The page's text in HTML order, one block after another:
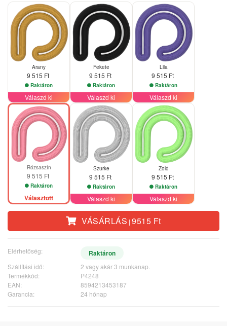
Arany
9 515 Ft
Raktáron
Válaszd ki
Fekete
9 515 Ft
Raktáron
Válaszd ki
Lila
9 515 Ft
Raktáron
Válaszd ki
Rózsaszín
9 515 Ft
Raktáron
Választott
Szürke
9 515 Ft
Raktáron
Válaszd ki
Zöld
9 515 Ft
Raktáron
Válaszd ki
VÁSÁRLÁS |9515 Ft
Elérhetőség: Raktáron
Szállítási idő:
2 vagy akár 3 munkanap.
Termékkód:
P4248
EAN:
8594213453187
Garancia:
24 hónap